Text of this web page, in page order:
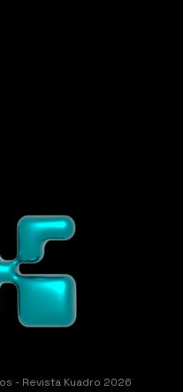
- Revista Kuadro 2026